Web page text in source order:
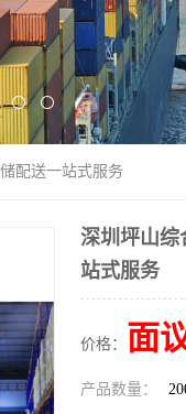
配送一站式服务
深圳坪山综
站式服务
价格： 面
产品数量：